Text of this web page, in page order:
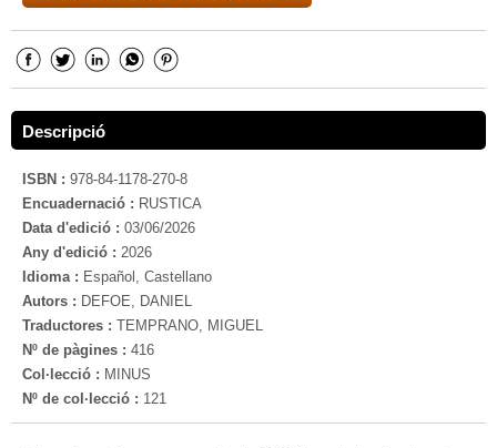
Descripció
ISBN : 978-84-1178-270-8
Encuadernació : RUSTICA
Data d'edició : 03/06/2026
Any d'edició : 2026
Idioma : Español, Castellano
Autors : DEFOE, DANIEL
Traductores : TEMPRANO, MIGUEL
Nº de pàgines : 416
Col·lecció : MINUS
Nº de col·lecció : 121